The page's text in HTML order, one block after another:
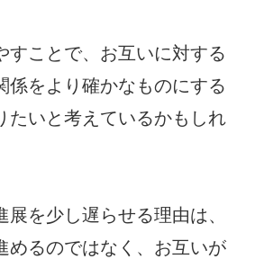
すことで、お互いに対する
係をより確かなものにする
たいと考えているかもしれ
展を少し遅らせる理由は、
めるのではなく、お互いが